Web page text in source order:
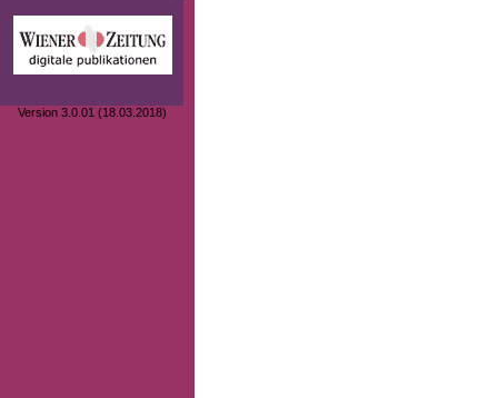
Version 3.0.01 (18.03.2018)